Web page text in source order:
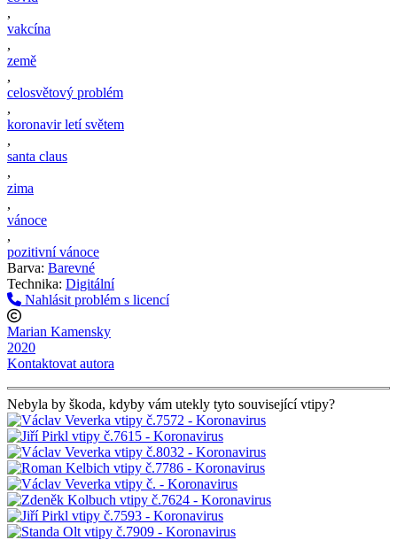
,
vakcína
,
země
,
celosvětový problém
,
koronavir letí světem
,
santa claus
,
zima
,
vánoce
,
pozitivní vánoce
Barva: Barevné
Technika: Digitální
Nahlásit problém s licencí
Marian Kamensky
2020
Kontaktovat autora
Nebyla by škoda, kdyby vám utekly tyto související vtipy?